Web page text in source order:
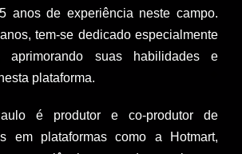
anos de experiência neste campo.
tem-se dedicado especialmente
aprimorando suas habilidades e
plataforma.
é produtor e co-produtor de
em plataformas como a Hotmart,